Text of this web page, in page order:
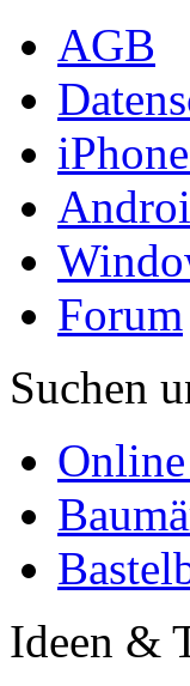
AGB
Forum
Suchen
Ideen &